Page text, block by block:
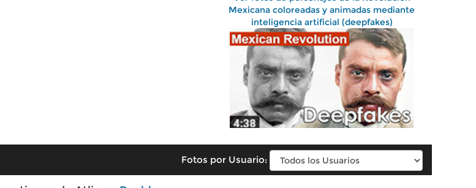
Mexicana coloreadas y animadas mediante
inteligencia artificial (deepfakes)
Fotos por Usuario: